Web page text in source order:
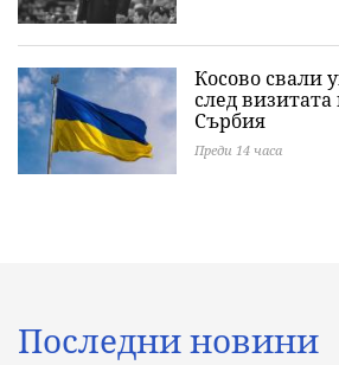
Косово свали
след
Сърбия
Преди 14 часа
Последни новини